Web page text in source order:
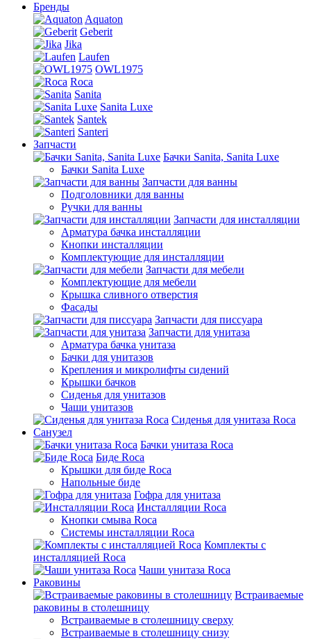
Бренды
Aquaton
Geberit
Jika
Laufen
OWL1975
Roca
Sanita
Sanita Luxe
Santek
Santeri
Запчасти
Бачки Sanita, Sanita Luxe
Бачки Sanita Luxe
Запчасти для ванны
Подголовники для ванны
Ручки для ванны
Запчасти для инсталляции
Арматура бачка инсталляции
Кнопки инсталляции
Комплектующие для инсталляции
Запчасти для мебели
Комплектующие для мебели
Крышка сливного отверстия
Фасады
Запчасти для писсуара
Запчасти для унитаза
Арматура бачка унитаза
Бачки для унитазов
Крепления и микролифты сидений
Крышки бачков
Сиденья для унитазов
Чаши унитазов
Сиденья для унитаза Roca
Санузел
Бачки унитаза Roca
Биде Roca
Крышки для биде Roca
Напольные биде
Гофра для унитаза
Инсталляции Roca
Кнопки смыва Roca
Системы инсталляции Roca
Комплекты с
инсталляцией Roca
Чаши унитаза Roca
Раковины
Встраиваемые
раковины в столешницу
Встраиваемые в столешницу сверху
Встраиваемые в столешницу снизу